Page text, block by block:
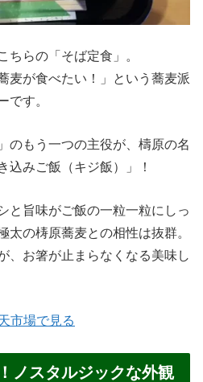
ちらの「そば定食」。
麦が食べたい！」という蕎麦派
です。
のもう一つの主役が、檮原の名
込みご飯（キジ飯）」！
と旨味がご飯の一粒一粒にしっ
太の梼原蕎麦との相性は抜群。
、お箸が止まらなくなる美味し
市場で見る
ノスタルジックな外観